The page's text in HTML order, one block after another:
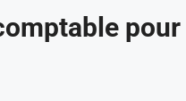
pour